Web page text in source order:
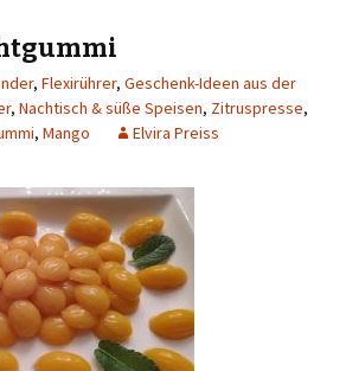
, Flexirührer, Geschenk-Ideen aus der
, Nachtisch & süße Speisen, Zitruspresse,
, Mango Elvira Preiss